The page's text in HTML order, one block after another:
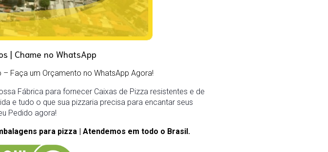
| Chame no WhatsApp
– Faça um Orçamento no WhatsApp Agora!
Fábrica para fornecer Caixas de Pizza resistentes e de
e tudo o que sua pizzaria precisa para encantar seus
Pedido agora!
para pizza | Atendemos em todo o Brasil.